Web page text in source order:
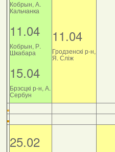
Кобрын, А.
Кальчанка
11.04
Кобрын, Р.
Шкабара
15.04
Брэсцкі р-н, А.
Сербун
11.04
Гродзенскі р-н,
Я. Сліж
25.02